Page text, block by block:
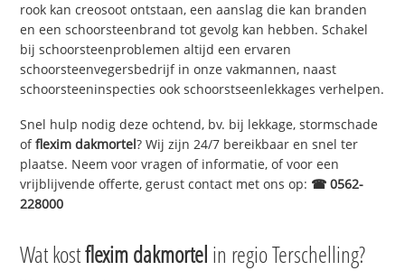
rook kan creosoot ontstaan, een aanslag die kan branden
en een schoorsteenbrand tot gevolg kan hebben. Schakel
bij schoorsteenproblemen altijd een ervaren
schoorsteenvegersbedrijf in onze vakmannen, naast
schoorsteeninspecties ook schoorstseenlekkages verhelpen.
Snel hulp nodig deze ochtend, bv. bij lekkage, stormschade
offlexim dakmortel? Wij zijn 24/7 bereikbaar en snel ter
plaatse. Neem voor vragen of informatie, of voor een
vrijblijvende offerte, gerust contact met ons op: ☎ 0562-
228000
Wat kostflexim dakmortel in regio Terschelling?